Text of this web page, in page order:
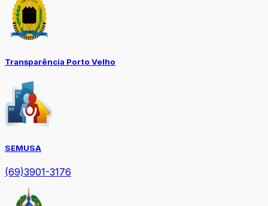
Transparência Porto Velho
SEMUSA
(69)3901-3176